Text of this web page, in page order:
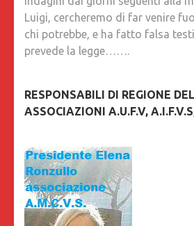
Luigi, cercheremo di far venire
chi potrebbe, e ha fatto falsa
prevede la legge…….
RESPONSABILI DI REGIONE
ASSOCIAZIONI A.U.F.V,